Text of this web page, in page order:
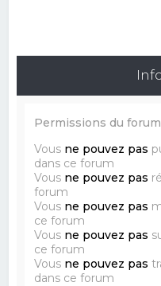
Permissions du forum
Vous ne pouvez pas
dans ce forum
Vous ne pouvez pas
forum
Vous ne pouvez pas
ce forum
Vous ne pouvez pas
ce forum
Vous ne pouvez pas
dans ce forum